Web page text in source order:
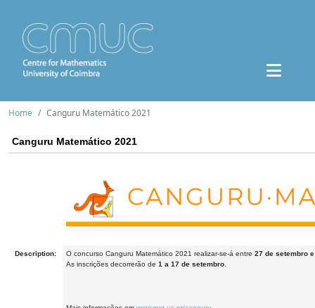
Home Canguru Matemático 2021
Canguru Matemático 2021
Description: O concurso Canguru Matemático 2021 realizar-se-á entre 27 de setembro
As inscrições decorrerão de 1 a 17 de setembro